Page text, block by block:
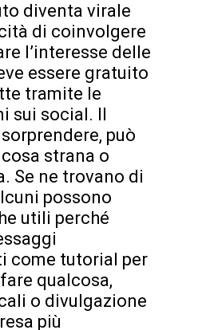
diventa virale
di coinvolgere
l’interesse delle
essere gratuito
tramite le
sui social. Il
può
strana o
Se ne trovano di
possono
utili perché
come tutorial per
qualcosa,
o divulgazione
più